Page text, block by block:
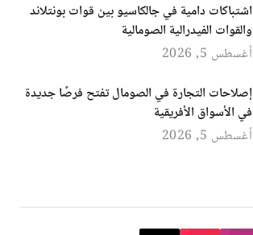
اشتباكات دامية في جالكاسيو بين قوات بونتلاند
والقوات الفيدرالية الصومالية
أغسطس 5, 2026
إصلاحات التجارة في الصومال تفتح فرصًا جديدة
في الأسواق الأفريقية
أغسطس 5, 2026